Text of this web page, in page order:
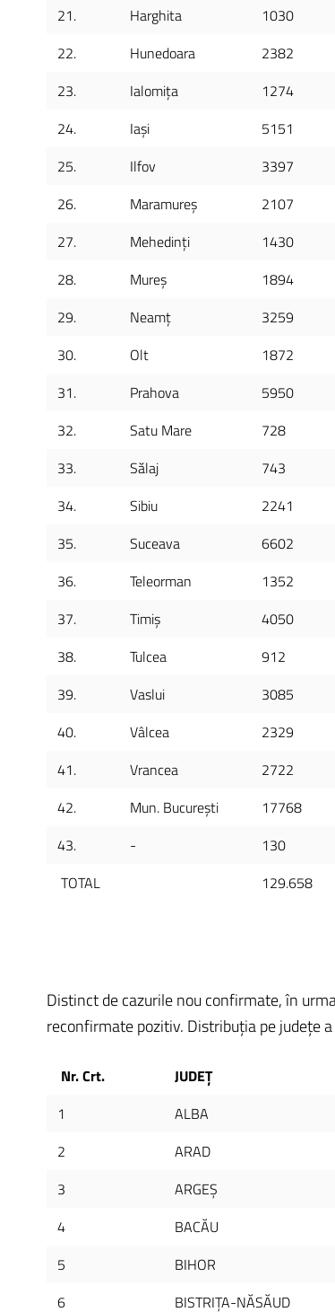
21.
Harghita 1030
22.
Hunedoara 2382
23.
Ialomița 1274
24.
Iași 5151
25.
Ilfov 3397
26.
Maramureș 2107
27.
Mehedinți 1430
28.
Mureș 1894
29.
Neamț 3259
30.
Olt 1872
31.
Prahova 5950
32.
Satu Mare 728
33.
Sălaj 743
34.
Sibiu 2241
35.
Suceava 6602
36.
Teleorman 1352
37.
Timiș 4050
38.
Tulcea 912
39.
Vaslui 3085
40.
Vâlcea 2329
41.
Vrancea 2722
42.
Mun. București 17768
43.
- 130
TOTAL
129.658
Distinct de cazurile nou confirmate, în
reconfirmate pozitiv. Distribuția pe județe
Nr. Crt. JUDEȚ
1
ALBA
2
ARAD
3
ARGEŞ
4
BACĂU
5
BIHOR
6
BISTRIŢA-NĂSĂUD